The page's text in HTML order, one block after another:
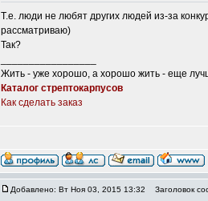
Т.е. люди не любят других людей из-за
рассматриваю)
Так?
Жить - уже хорошо, а хорошо жить - еще
Каталог стрептокарпусов
Как сделать заказ
Добавлено: Вт Ноя 03, 2015 13:32 Заголовок